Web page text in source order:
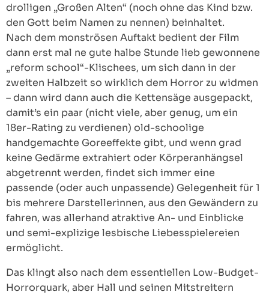
drolligen „Großen Alten“ (noch ohne das Kind bzw.
den Gott beim Namen zu nennen) beinhaltet.
Nach dem monströsen Auftakt bedient der Film
dann erst mal ne gute halbe Stunde lieb gewonnene
„reform school“-Klischees, um sich dann in der
zweiten Halbzeit so wirklich dem Horror zu widmen
– dann wird dann auch die Kettensäge ausgepackt,
damit’s ein paar (nicht viele, aber genug, um ein
18er-Rating zu verdienen) old-schoolige
handgemachte Goreeffekte gibt, und wenn grad
keine Gedärme extrahiert oder Körperanhängsel
abgetrennt werden, findet sich immer eine
passende (oder auch unpassende) Gelegenheit für 1
bis mehrere Darstellerinnen, aus den Gewändern zu
fahren, was allerhand atraktive An- und Einblicke
und semi-explizige lesbische Liebesspielereien
ermöglicht.
Das klingt also nach dem essentiellen Low-Budget-
Horrorquark, aber Hall und seinen Mitstreitern